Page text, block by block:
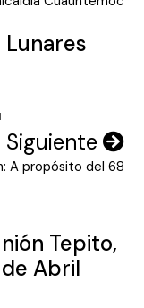
Lunares
Siguiente
A propósito del 68
Tepito,
Abril